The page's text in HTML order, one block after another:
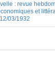
: revue
et
03/1932